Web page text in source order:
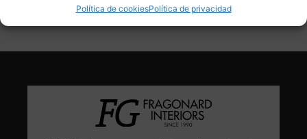
Política de cookiesPolítica de privacidad